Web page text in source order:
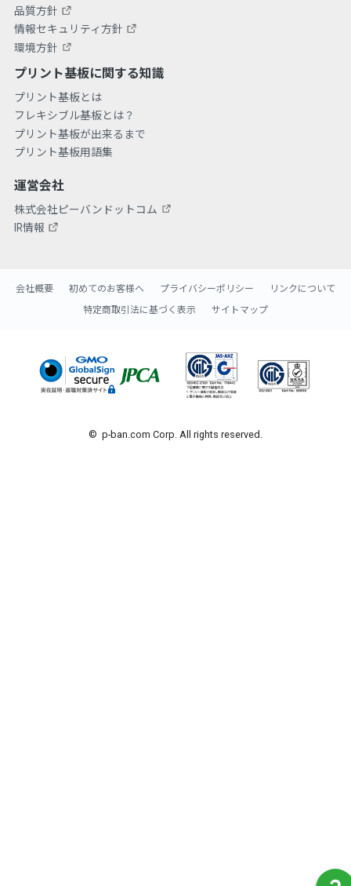
品質方針
情報セキュリティ方針
環境方針
プリント基板に関する知識
プリント基板とは
フレキシブル基板とは？
プリント基板が出来るまで
プリント基板用語集
運営会社
株式会社ピーバンドットコム
IR情報
会社概要 初めてのお客様へ プライバシーポリシー
リンクについて
特定商取引法に基づく表示
サイトマップ
© p-ban.com Corp. All rights reserved.